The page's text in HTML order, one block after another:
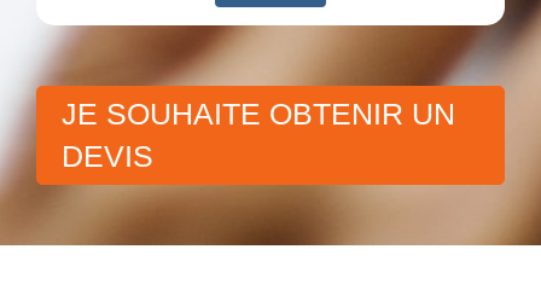
JE SOUHAITE OBTENIR UN
DEVIS